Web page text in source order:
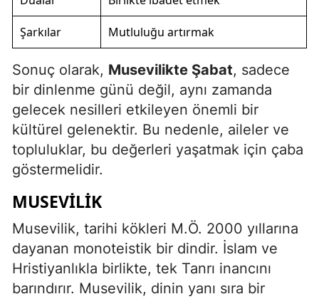
Şarkılar Mutluluğu artırmak
Sonuç olarak, Musevilikte Şabat, sadece
bir dinlenme günü değil, aynı zamanda
gelecek nesilleri etkileyen önemli bir
kültürel gelenektir. Bu nedenle, aileler ve
topluluklar, bu değerleri yaşatmak için çaba
göstermelidir.
MUSEVILIK
Musevilik, tarihi kökleri M.Ö. 2000 yıllarına
dayanan monoteistik bir dindir. İslam ve
Hristiyanlıkla birlikte, tek Tanrı inancını
barındırır. Musevilik, dinin yanı sıra bir